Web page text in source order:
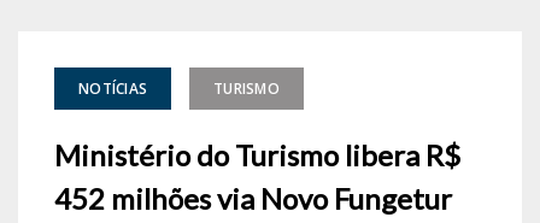
NOTÍCIAS TURISMO
Ministério do Turismo libera R$
452 milhões via Novo Fungetur